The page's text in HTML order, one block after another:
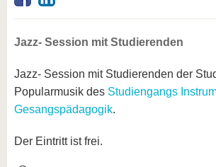
Jazz- Session mit Studierenden
Jazz- Session mit Studierenden der
Popularmusik des Studiengangs
Gesangspädagogik.
Der Eintritt ist frei.